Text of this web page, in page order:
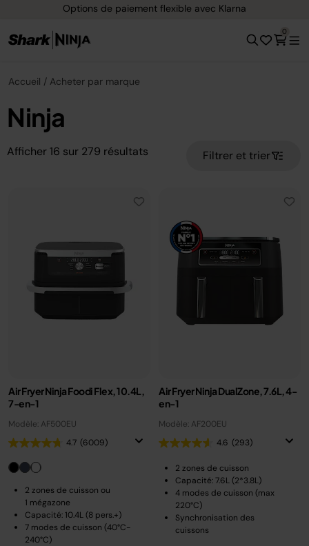
Options de paiement flexible avec Klarna
0
Accueil Acheter par marque
Ninja
Afficher 16 sur 279 résultats Filtrer et trier
Air Fryer Ninja Foodi Flex, 10.4L,
7-en-1
Modèle: AF500EU
4.7 (6009)
2 zones de cuisson ou
1 mégazone
Capacité: 10.4L (8 pers.+)
7 modes de cuisson (40°C-
240°C)
Air Fryer Ninja DualZone, 7.6L, 4-
en-1
Modèle: AF200EU
4.6 (293)
2 zones de cuisson
Capacité: 7.6L (2*3.8L)
4 modes de cuisson (max
220°C)
Synchronisation des
cuissons